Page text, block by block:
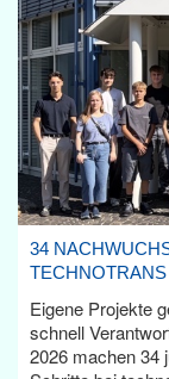
34
Eigene Projekte
schnell
2026 machen 34